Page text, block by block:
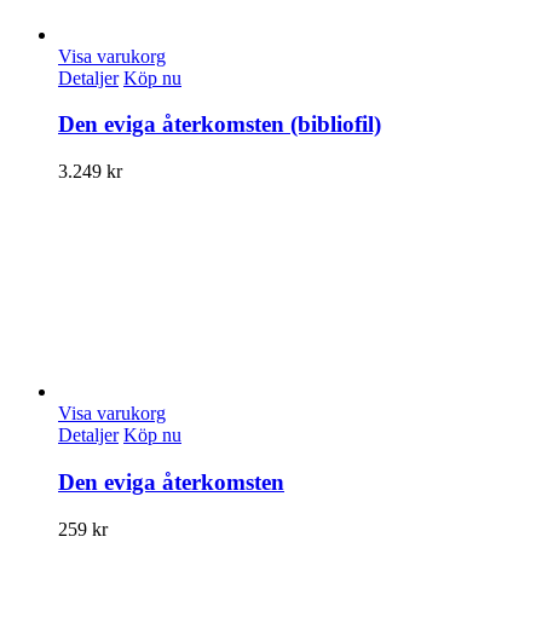
Visa varukorg
Detaljer Köp nu
Den eviga återkomsten (bibliofil)
3.249 kr
Visa varukorg
Detaljer Köp nu
Den eviga återkomsten
259 kr